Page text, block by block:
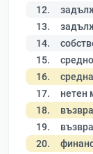
12.
13.
14.
15.
16.
17. нетен
18.
19.
20.